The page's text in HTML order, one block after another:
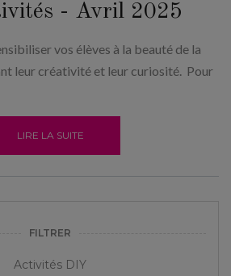
- Avril 2025
vos élèves à la beauté de la
leur créativité et leur curiosité. Pour
LIRE LA SUITE
FILTRER
Activités DIY